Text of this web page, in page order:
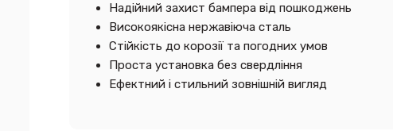
Надійний захист бампера від пошкоджень
Високоякісна нержавіюча сталь
Стійкість до корозії та погодних умов
Проста установка без свердління
Ефектний і стильний зовнішній вигляд